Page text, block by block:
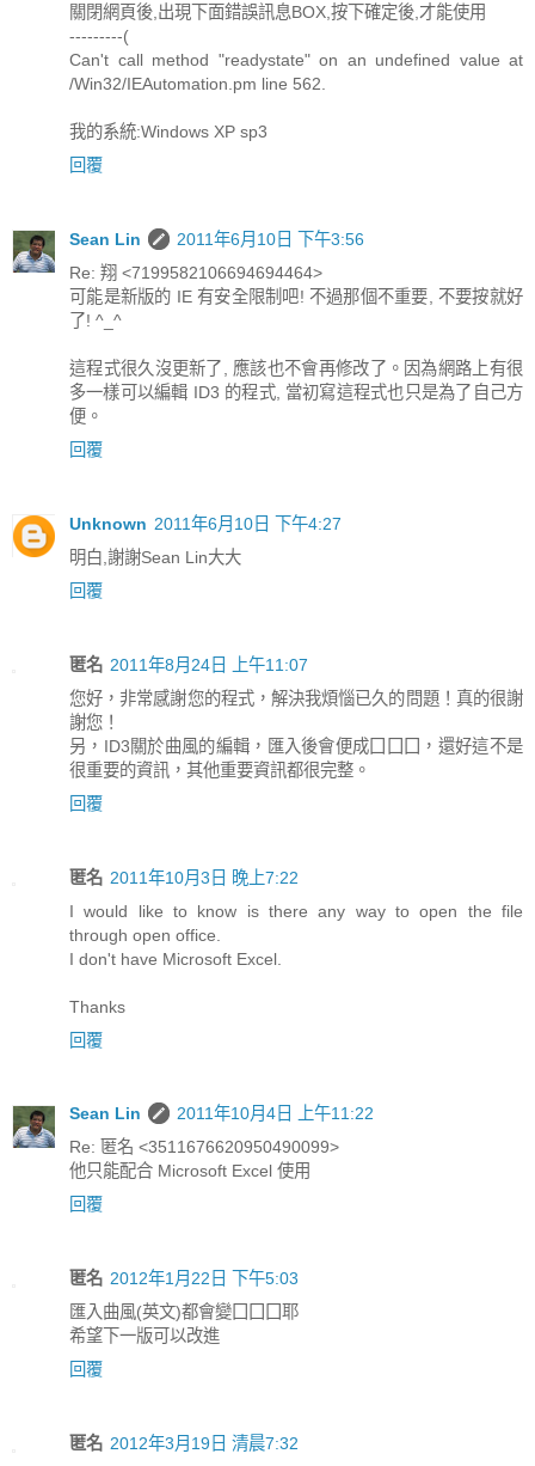
關閉網頁後,出現下面錯誤訊息BOX,按下確定後,才能使用
---------(
Can't call method "readystate" on an undefined value at
/Win32/IEAutomation.pm line 562.
我的系統:Windows XP sp3
回覆
Sean Lin
2011年6月10日 下午3:56
Re: 翔 <7199582106694694464>
可能是新版的 IE 有安全限制吧! 不過那個不重要, 不要按就好
了! ^_^
這程式很久沒更新了, 應該也不會再修改了。因為網路上有很
多一樣可以編輯 ID3 的程式, 當初寫這程式也只是為了自己方
便。
回覆
Unknown 2011年6月10日 下午4:27
明白,謝謝Sean Lin大大
回覆
匿名 2011年8月24日 上午11:07
您好，非常感謝您的程式，解決我煩惱已久的問題！真的很謝
謝您！
另，ID3關於曲風的編輯，匯入後會便成囗囗囗，還好這不是
很重要的資訊，其他重要資訊都很完整。
回覆
匿名 2011年10月3日 晚上7:22
I would like to know is there any way to open the file
through open office.
I don't have Microsoft Excel.
Thanks
回覆
Sean Lin
2011年10月4日 上午11:22
Re: 匿名 <3511676620950490099>
他只能配合 Microsoft Excel 使用
回覆
匿名 2012年1月22日 下午5:03
匯入曲風(英文)都會變囗囗囗耶
希望下一版可以改進
回覆
匿名 2012年3月19日 清晨7:32